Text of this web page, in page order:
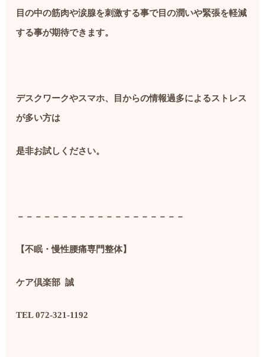
目の中の筋肉や涙腺を刺激する事で目の潤いや緊張を軽減
する事が期待できます。
デスクワークやスマホ、目からの情報過多によるストレス
が多い方は
是非お試しください。
－－－－－－－－－－－－－－－－－－－
【不眠・慢性腰痛専門整体】
ケア倶楽部 誠
TEL 072-321-1192